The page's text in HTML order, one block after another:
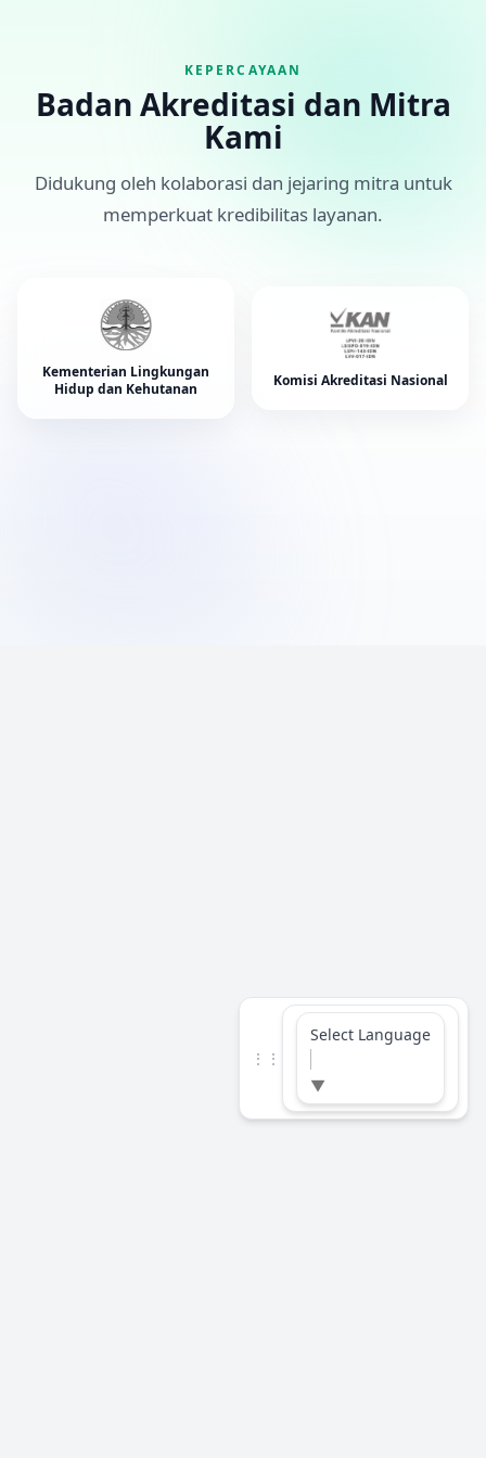
⋮⋮
Select Language
▼
KEPERCAYAAN
Badan Akreditasi dan Mitra
Kami
Didukung oleh kolaborasi dan jejaring mitra untuk
memperkuat kredibilitas layanan.
Kementerian Lingkungan
Hidup dan Kehutanan
Komisi Akreditasi Nasional